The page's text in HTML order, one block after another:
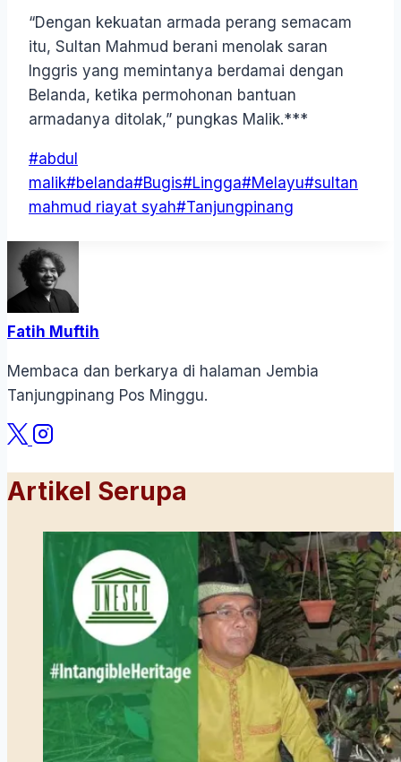
“Dengan kekuatan armada perang semacam
itu, Sultan Mahmud berani menolak saran
Inggris yang memintanya berdamai dengan
Belanda, ketika permohonan bantuan
armadanya ditolak,” pungkas Malik.***
Post
Tags:
#abdul
malik#belanda#Bugis#Lingga#Melayu#sultan
mahmud riayat syah#Tanjungpinang
Fatih Muftih
Membaca dan berkarya di halaman Jembia
Tanjungpinang Pos Minggu.
Artikel Serupa